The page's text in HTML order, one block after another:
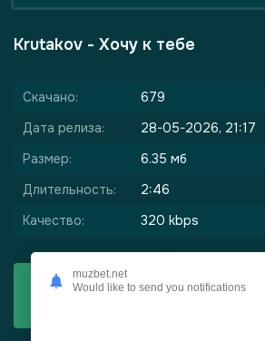
Krutakov - Хочу к тебе
Скачано:
679
Дата релиза:
28-05-2026, 21:17
Размер:
6.35 мб
Длительность:
2:46
Качество:
320 kbps
Скачать
muzbet.net
Would like to send you notifications